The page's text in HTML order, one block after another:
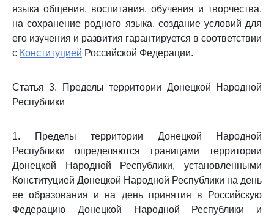
языка общения, воспитания, обучения и творчества,
на сохранение родного языка, создание условий для
его изучения и развития гарантируется в соответствии
с Конституцией Российской Федерации.
Статья 3. Пределы территории Донецкой Народной
Республики
1. Пределы территории Донецкой Народной
Республики определяются границами территории
Донецкой Народной Республики, установленными
Конституцией Донецкой Народной Республики на день
ее образования и на день принятия в Российскую
Федерацию Донецкой Народной Республики и